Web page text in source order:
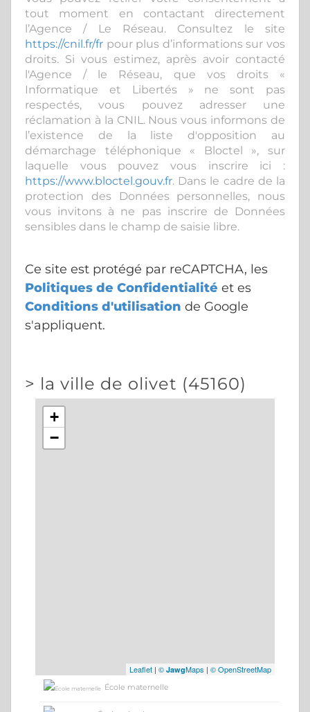
tout moment en contactant directement
l’Agence / Le Réseau. Consultez le site
https://cnil.fr/fr pour plus d’informations sur vos
droits. Si vous estimez, après avoir contacté
l'Agence / le Réseau, que vos droits «
Informatique et Libertés » ne sont pas
respectés, vous pouvez adresser une
réclamation à la CNIL. Nous vous informons de
l’existence de la liste d'opposition au
démarchage téléphonique « Bloctel », sur
laquelle vous pouvez vous inscrire ici :
https://www.bloctel.gouv.fr. Dans le cadre de la
protection des Données personnelles, nous
vous invitons à ne pas inscrire de Données
sensibles dans le champ de saisie libre.
Ce site est protégé par reCAPTCHA, les
Politiques de Confidentialité et es
Conditions d'utilisation de Google
s'appliquent.
> la ville de olivet (45160)
+
−
Leaflet | © JawgMaps | © OpenStreetMap
École maternelle